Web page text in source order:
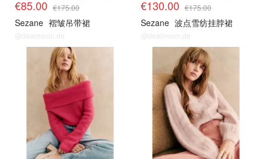
€85.00 €175.00
Sezane 褶皱吊带裙
@dealmoon.de
€130.00 €175.00
Sezane 波点雪纺挂脖裙
@dealmoon.de